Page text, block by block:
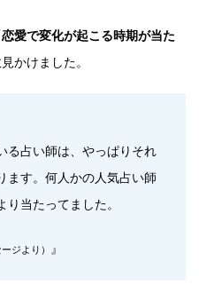
恋愛で変化が起こる時期が当た
かけました。
る占い師は、やっぱりそれ
ます。何人かの人気占い師
当たってました。
ジより） 』